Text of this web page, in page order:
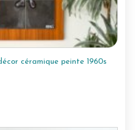
céramique peinte 1960s